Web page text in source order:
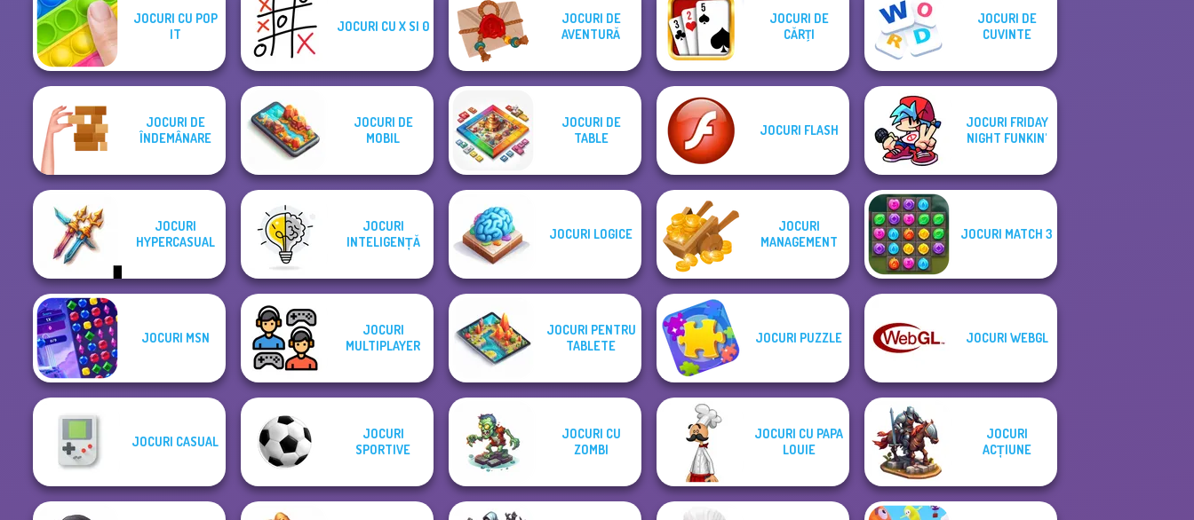
JOCURI CU POP
IT
JOCURI CU X SI 0
JOCURI DE
AVENTURĂ
JOCURI DE
CĂRŢI
JOCURI DE
CUVINTE
JOCURI DE
ÎNDEMÂNARE
JOCURI DE
MOBIL
JOCURI DE
TABLE
JOCURI FLASH
JOCURI FRIDAY
NIGHT FUNKIN'
JOCURI
HYPERCASUAL
JOCURI
INTELIGENȚĂ
JOCURI LOGICE
JOCURI
MANAGEMENT
JOCURI MATCH 3
JOCURI MSN
JOCURI
MULTIPLAYER
JOCURI PENTRU
TABLETE
JOCURI PUZZLE JOCURI WEBGL
JOCURI CASUAL
JOCURI
SPORTIVE
JOCURI CU
ZOMBI
JOCURI CU PAPA
LOUIE
JOCURI
ACȚIUNE